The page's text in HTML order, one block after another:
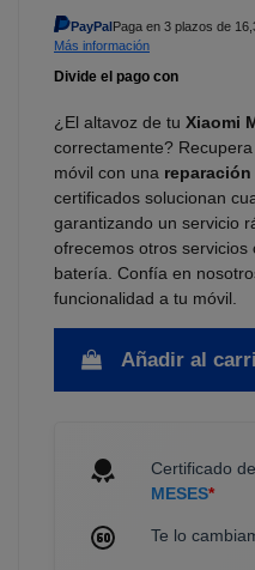
PayPalPaga en 3 plazos de
Más información
¿El altavoz de tu Xiaomi
correctamente?
móvil con una
certificados solucionan
garantizando un servicio
ofrecemos otros servicios
batería. Confía en
funcionalidad a tu móvil.
Añadir al
Certificado
MESES*
Te lo